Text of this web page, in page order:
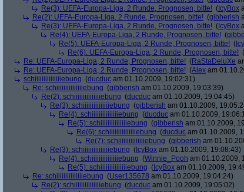
Re(3): UEFA-Europa-Liga, 2 Runde, Prognosen, bitte! ( IcyBox
Re(2): UEFA-Europa-Liga, 2 Runde, Prognosen, bitte! (gibberish
Re(3): UEFA-Europa-Liga, 2 Runde, Prognosen, bitte! ( IcyBox
Re(4): UEFA-Europa-Liga, 2 Runde, Prognosen, bitte! (
Re(5): UEFA-Europa-Liga, 2 Runde, Prognosen, bitte! (
Re(6): UEFA-Europa-Liga, 2 Runde, Prognosen, bitte! (
Re: UEFA-Europa-Liga, 2 Runde, Prognosen, bitte! (RaStaDeluXe
Re: UEFA-Europa-Liga, 2 Runde, Prognosen, bitte! (Alex am
schiiiiiiiiiiiiiiiebung (ducduc am 01.10.2009, 19:02:31)
Re: schiiiiiiiiiiiiiiiebung (gibberish am 01.10.2009, 19:03:39)
Re(2): schiiiiiiiiiiiiiiiebung (ducduc am 01.10.2009, 19:04:45)
Re(3): schiiiiiiiiiiiiiiiebung (gibberish am 01.10.2009,
Re(4): schiiiiiiiiiiiiiiiebung (ducduc am 01.10.2009,
Re(5): schiiiiiiiiiiiiiiiebung (gibberish am 01.10.2009,
Re(6): schiiiiiiiiiiiiiiiebung (ducduc am 01.10.2009,
Re(7): schiiiiiiiiiiiiiiiebung (gibberish am
Re(3): schiiiiiiiiiiiiiiiebung ( IcyBox am 01.10.2009, 19:08:43)
Re(4): schiiiiiiiiiiiiiiiebung (Winnie_Pooh am 01.10.2009,
Re(5): schiiiiiiiiiiiiiiiebung ( IcyBox am 01.10.2009,
Re: schiiiiiiiiiiiiiiiebung (User135678 am 01.10.2009, 19:04:24)
Re(2): schiiiiiiiiiiiiiiiebung (ducduc am 01.10.2009, 19:05:02)